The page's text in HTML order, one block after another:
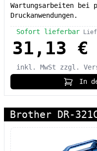
Wartungsarbeiten bei
Druckanwendungen.
Sofort lieferbar
31,13 €
inkl. MwSt
zzgl.
In
Brother DR-